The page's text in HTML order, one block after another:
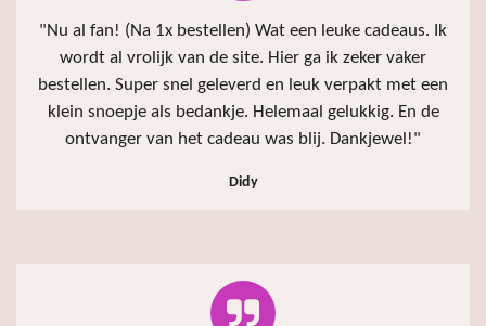
"Nu al fan! (Na 1x bestellen) Wat een leuke cadeaus. Ik
wordt al vrolijk van de site. Hier ga ik zeker vaker
bestellen. Super snel geleverd en leuk verpakt met een
klein snoepje als bedankje. Helemaal gelukkig. En de
ontvanger van het cadeau was blij. Dankjewel!"
Didy